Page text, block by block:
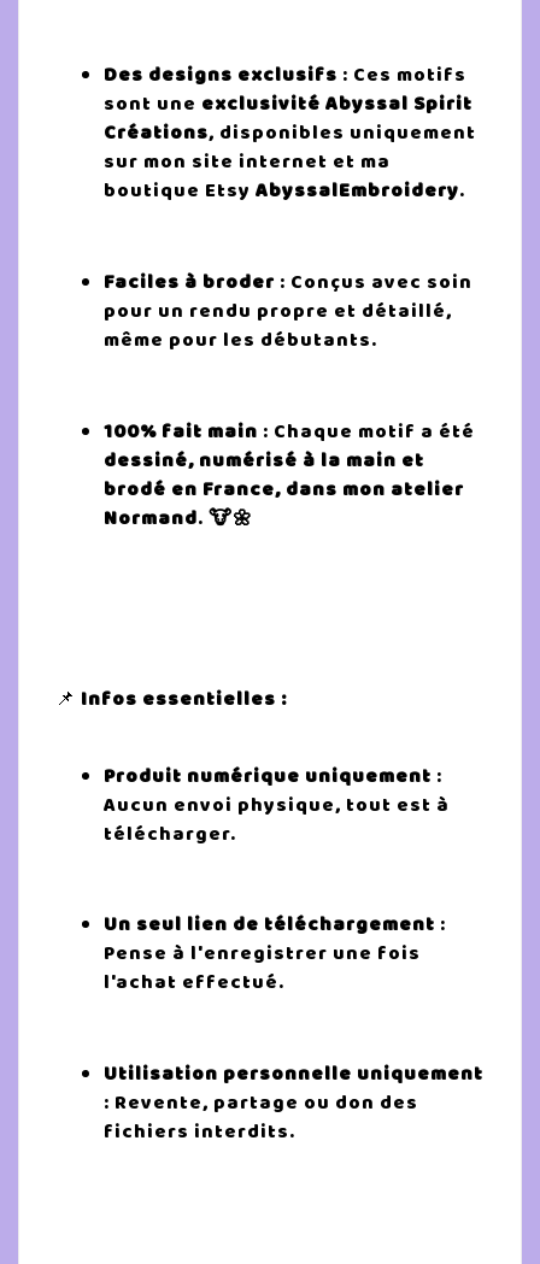
Des designs exclusifs : Ces motifs
sont une exclusivité Abyssal Spirit
Créations, disponibles uniquement
sur mon site internet et ma
boutique Etsy AbyssalEmbroidery.
Faciles à broder : Conçus avec soin
pour un rendu propre et détaillé,
même pour les débutants.
100% fait main : Chaque motif a été
dessiné, numérisé à la main et
brodé en France, dans mon atelier
Normand. 🐮🌼
📌 Infos essentielles :
Produit numérique uniquement :
Aucun envoi physique, tout est à
télécharger.
Un seul lien de téléchargement :
Pense à l'enregistrer une fois
l'achat effectué.
Utilisation personnelle uniquement
: Revente, partage ou don des
fichiers interdits.